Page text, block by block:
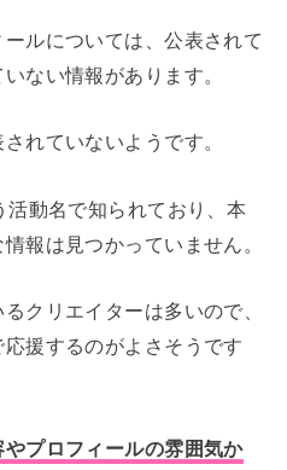
ルについては、公表されて
ない情報があります。
れていないようです。
動名で知られており、本
報は見つかっていません。
クリエイターは多いので、
援するのがよさそうです
プロフィールの雰囲気か